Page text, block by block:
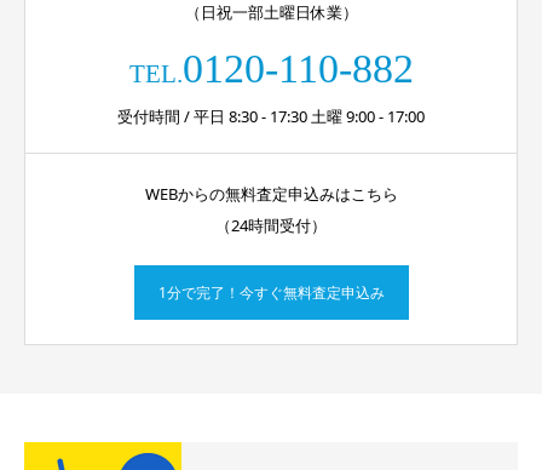
（日祝一部土曜日休業）
TEL.0120-110-882
受付時間 / 平日 8:30 - 17:30 土曜 9:00 - 17:00
WEBからの無料査定申込みはこちら
（24時間受付）
1分で完了！今すぐ無料査定申込み